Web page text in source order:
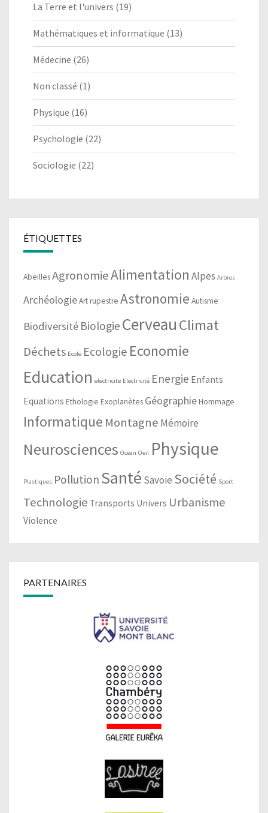
La Terre et l'univers (19)
Mathématiques et informatique (13)
Médecine (26)
Non classé (1)
Physique (16)
Psychologie (22)
Sociologie (22)
ÉTIQUETTES
AbeillesAgronomieAlimentation Alpes Arbres
ArchéologieArt rupestre Astronomie Autisme
Biodiversité Biologie CerveauClimat
Déchets Ecole Ecologie Economie
Education electricite Electricité Energie Enfants
Equations Ethologie Exoplanètes GéographieHommage
Informatique Montagne Mémoire
Neurosciences Ocean Oeil Physique
Plastiques Pollution Santé Savoie Société Sport
Technologie Transports Univers Urbanisme
Violence
PARTENAIRES